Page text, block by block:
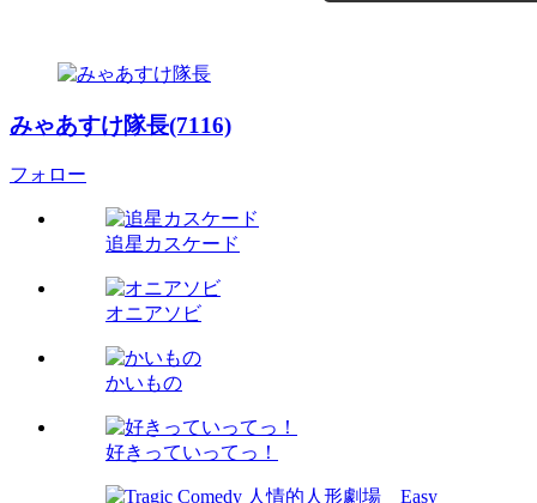
みゃあすけ隊長(7116)
フォロー
追星カスケード
オニアソビ
かいもの
好きっていってっ！